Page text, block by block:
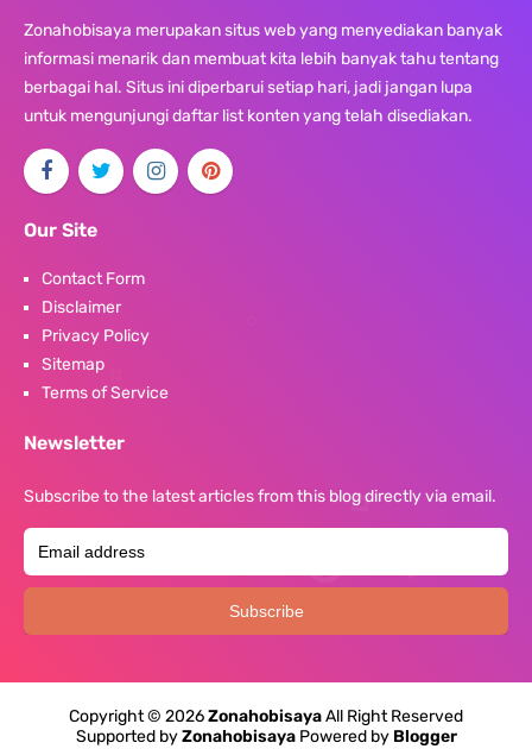
Zonahobisaya merupakan situs web yang menyediakan banyak
informasi menarik dan membuat kita lebih banyak tahu tentang
berbagai hal. Situs ini diperbarui setiap hari, jadi jangan lupa
untuk mengunjungi daftar list konten yang telah disediakan.
Our Site
Contact Form
Disclaimer
Privacy Policy
Sitemap
Terms of Service
Newsletter
Subscribe to the latest articles from this blog directly via email.
Copyright © 2026ZonahobisayaAll Right Reserved
Supported byZonahobisayaPowered by Blogger